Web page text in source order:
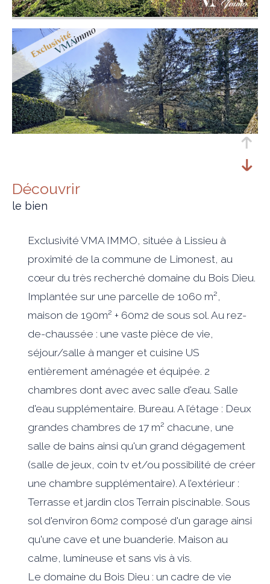
découvrir
le bien
Exclusivité VMA IMMO, située à Lissieu à
proximité de la commune de Limonest, au
cœur du très recherché domaine du Bois Dieu.
Implantée sur une parcelle de 1060 m²,
maison de 190m² + 60m2 de sous sol. Au rez-
de-chaussée : une vaste pièce de vie,
séjour/salle à manger et cuisine US
entièrement aménagée et équipée. 2
chambres dont avec avec salle d'eau. Salle
d'eau supplémentaire. Bureau. A l’étage : Deux
grandes chambres de 17 m² chacune, une
salle de bains ainsi qu'un grand dégagement
(salle de jeux, coin tv et/ou possibilité de créer
une chambre supplémentaire). A l’extérieur :
Terrasse et jardin clos Terrain piscinable. Sous
sol d'environ 60m2 composé d'un garage ainsi
qu'une cave et une buanderie. Maison au
calme, lumineuse et sans vis à vis.
Le domaine du Bois Dieu : un cadre de vie